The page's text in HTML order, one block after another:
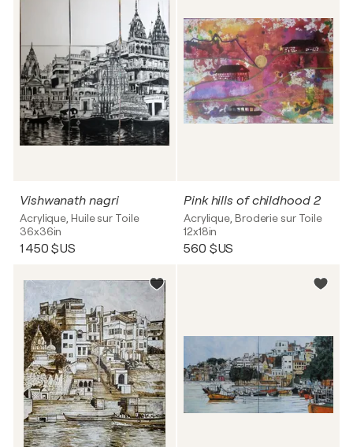
Vishwanath nagri
Acrylique, Huile sur Toile
36x36in
1 450 $US
Pink hills of childhood 2
Acrylique, Broderie sur Toile
12x18in
560 $US